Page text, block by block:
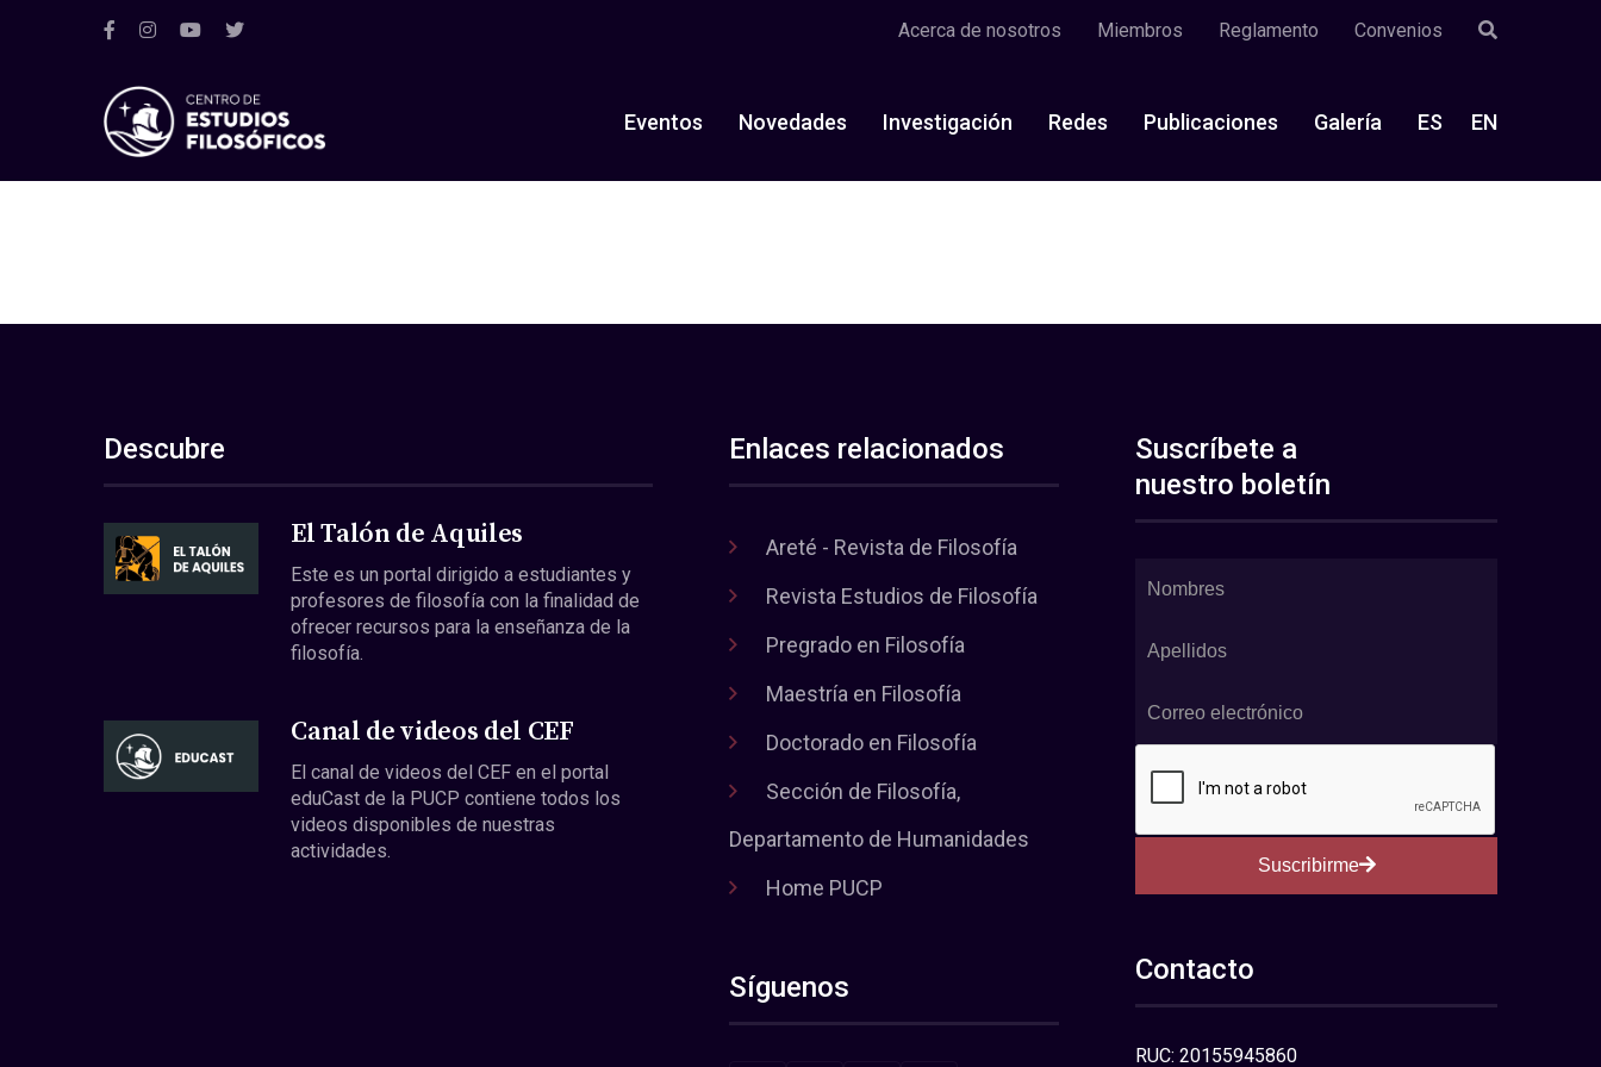
Acerca de nosotros Miembros Reglamento Convenios
Eventos Novedades Investigación Redes Publicaciones Galería ES EN
Descubre
El Talón de Aquiles
Este es un portal dirigido a estudiantes y
profesores de filosofía con la finalidad de
ofrecer recursos para la enseñanza de la
filosofía.
Canal de videos del CEF
El canal de videos del CEF en el portal
eduCast de la PUCP contiene todos los
videos disponibles de nuestras
actividades.
Enlaces relacionados
Areté - Revista de Filosofía
Revista Estudios de Filosofía
Pregrado en Filosofía
Maestría en Filosofía
Doctorado en Filosofía
Sección de Filosofía,
Departamento de Humanidades
Home PUCP
Síguenos
Suscríbete a
nuestro boletín
Suscribirme
Contacto
RUC: 20155945860